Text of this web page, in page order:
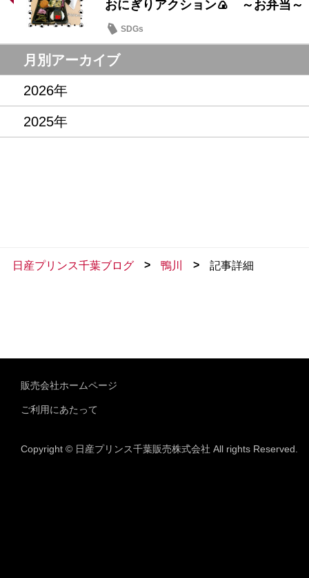
おにぎりアクション🍙 ～お弁当～
SDGs
月別アーカイブ
2026年
2025年
日産プリンス千葉ブログ > 鴨川 > 記事詳細
販売会社ホームページ
ご利用にあたって
Copyright © 日産プリンス千葉販売株式会社 All rights Reserved.